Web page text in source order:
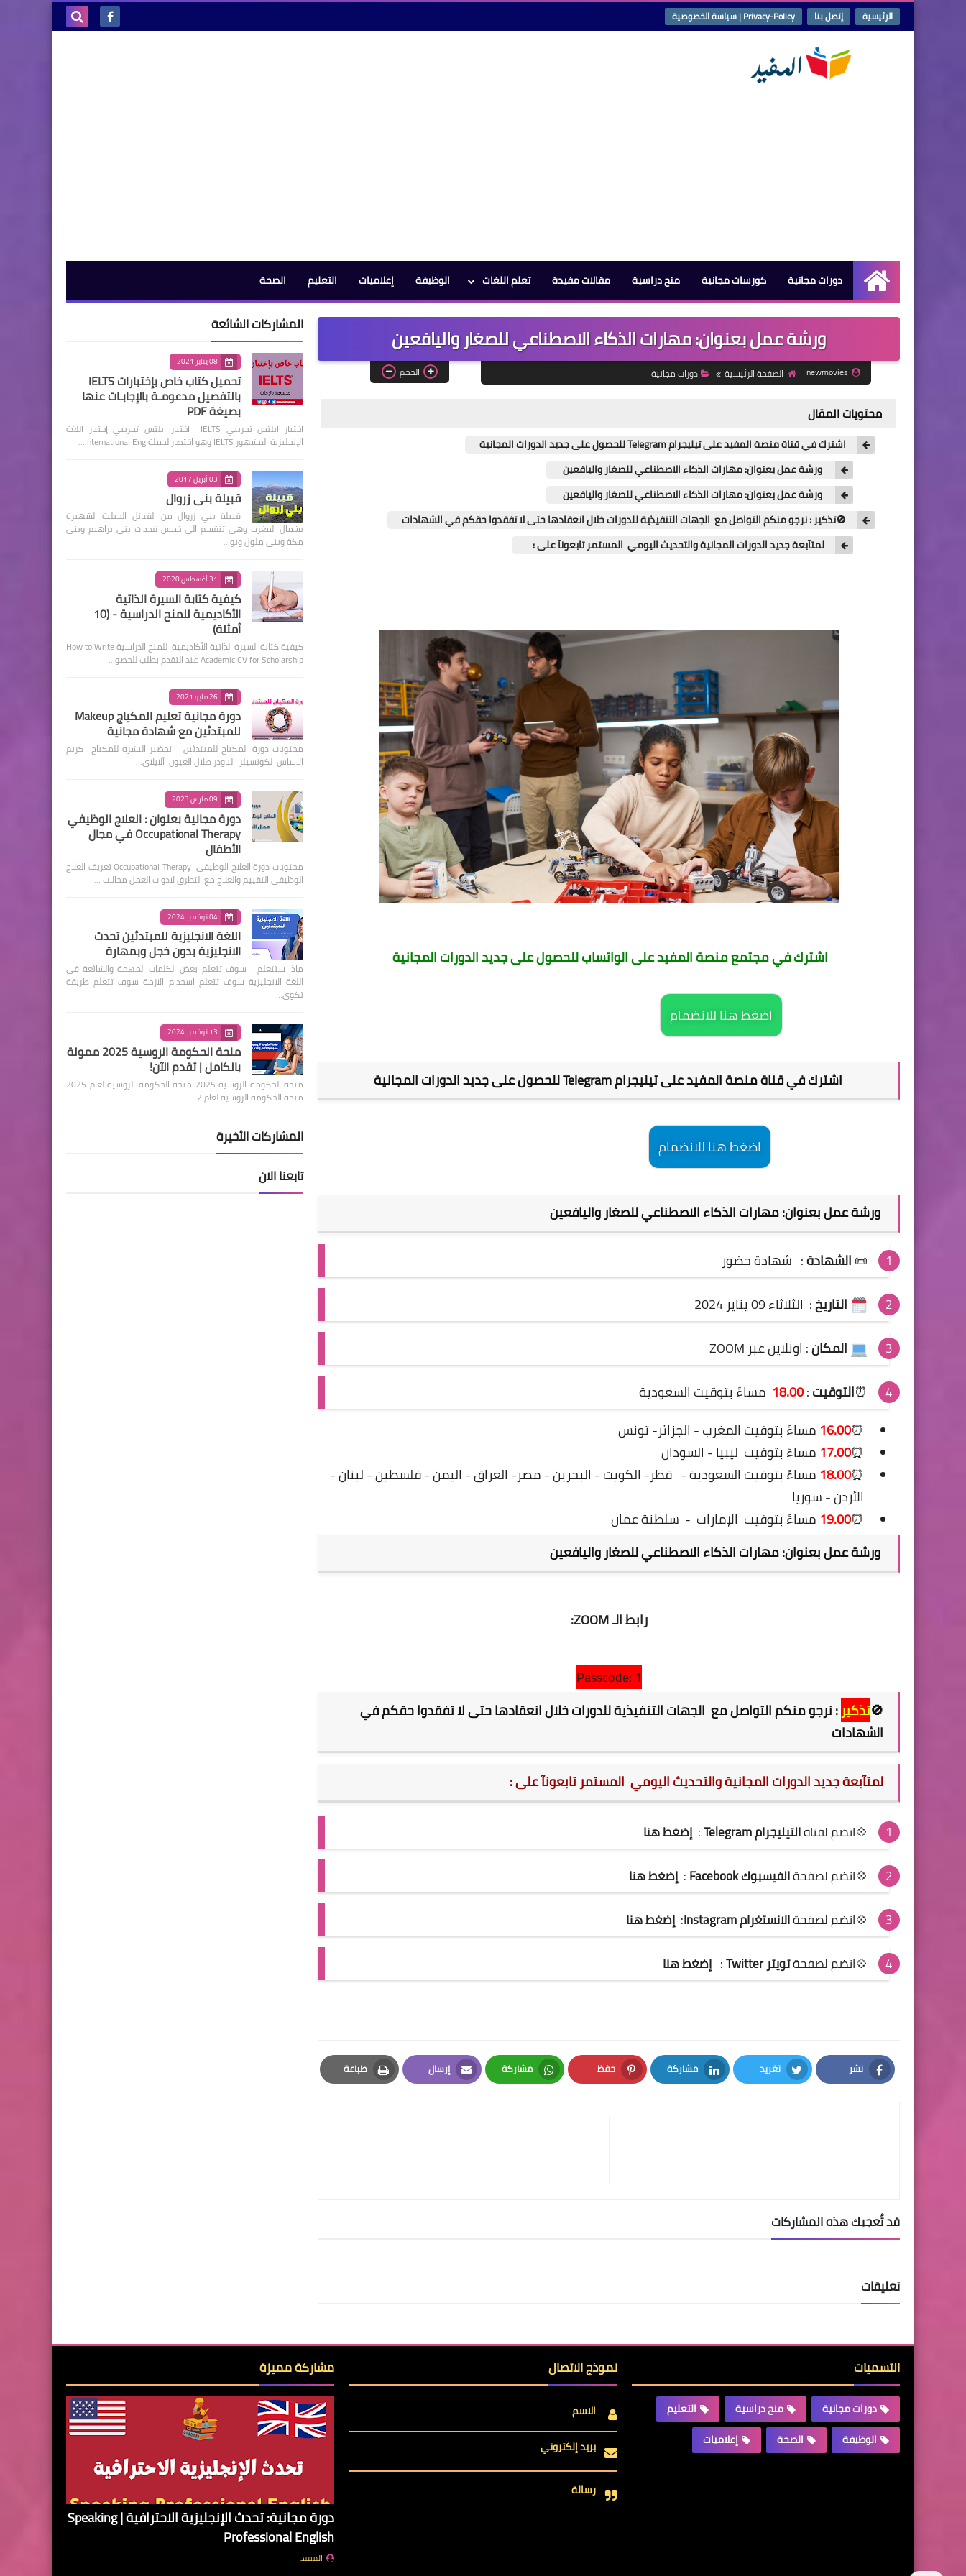
الرئيسية إتصل بنا Privacy-Policy | سياسة الخصوصية
الرئيسية
دورات مجانية كورسات مجانية منح دراسية مقالات مفيدة تعلم اللغات الوظيفة إعلاميات التعليم الصحة
ورشة عمل بعنوان: مهارات الذكاء الاصطناعي للصغار واليافعين
newmovies الصفحة الرئيسية دورات مجانية الحجم
محتويات المقال
اشترك في قناة منصة المفيد على تيليجرام Telegram للحصول على جديد الدورات المجانية
ورشة عمل بعنوان: مهارات الذكاء الاصطناعي للصغار واليافعين
ورشة عمل بعنوان: مهارات الذكاء الاصطناعي للصغار واليافعين
🚫تذكير : نرجو منكم التواصل مع الجهات التنفيذية للدورات خلال انعقادها حتى لا تفقدوا حقكم في الشهادات
لمتآبعة جديد الدورات المجانية والتحديث اليومي المستمر تابعونآ على :
اشترك في مجتمع منصة المفيد على الواتساب للحصول على جديد الدورات المجانية
اضغط هنا للانضمام
اشترك في قناة منصة المفيد على تيليجرام Telegram للحصول على جديد الدورات المجانية
اضغط هنا للانضمام
ورشة عمل بعنوان: مهارات الذكاء الاصطناعي للصغار واليافعين
📜الشهادة: شهادة حضور
التاريخ: الثلاثاء 09 يناير 2024
المكان: اونلاين عبر ZOOM
⏰التوقيت:
18.00 مساءً بتوقيت السعودية
⏰
16.00 مساءً بتوقيت المغرب - الجزائر- تونس
⏰
17.00 مساءً بتوقيت ليبيا - السودان
⏰
18.00 مساءً بتوقيت السعودية - قطر- الكويت - البحرين - مصر- العراق - اليمن - فلسطين - لبنان -
الأردن - سوريا
⏰
19.00 مساءً بتوقيت الإمارات - سلطنة عمان
ورشة عمل بعنوان: مهارات الذكاء الاصطناعي للصغار واليافعين
رابط الـ ZOOM:
Passcode: 1
🚫تذكير : نرجو منكم التواصل مع الجهات التنفيذية للدورات خلال انعقادها حتى لا تفقدوا حقكم في
الشهادات
لمتآبعة جديد الدورات المجانية والتحديث اليومي المستمر تابعونآ على :
💠انضم لقناةالتيليجرام Telegram : إضغط هنا
💠انضم لصفحةالفيسبوك Facebook : إضغط هنا
💠انضم لصفحةالانستغرام Instagram : إضغط هنا
💠انضم لصفحةتويتر Twitter : إضغط هنا
نشر
Facebook
تغريد
Twitter
مشاركة
LinkedIn
حفظ
Pinterest
مشاركة
Whatsapp
إرسال
Email
طباعة
Print
قد تُعجبك هذه المشاركات
تعليقات
المشاركات الشائعة
08 يناير 2021
تحميل كتاب خاص بإختبارات IELTS
بالتفصيل مدعومـة بالإجابـات عنها
بصيغة PDF
اختبار ايلتس تجريبي IELTS اختبار ايلتس تجريبي إختبار اللغة
الإنجليزية المشهور IELTS وهو اختصار لجملة International Eng…
03 أبريل 2017
قبيلة بني زروال
قبيلة بني زروال من القبائل الجبلية الشهيرة
بشمال المغرب وهي تنقسم الى خمس فخدات بني براهيم وبني
مكة وبني ملول وبو…
31 أغسطس 2020
كيفية كتابة السيرة الذاتية
الأكاديمية للمنح الدراسية - (10
أمثلة)
كيفية كتابة السيرة الذاتية الأكاديمية للمنح الدراسية How to Write
Academic CV for Scholarship عند التقدم بطلب للحصو…
26 مايو 2021
دورة مجانية تعليم المكياج Makeup
للمبتدئين مع شهادة مجانية
محتويات دورة المكياج للمبتدئين تحضير البشره للمكياج كريم
الاساس لكونسيلر الباودر ظلال العيون ألايلاي…
09 مارس 2023
دورة مجانية بعنوان : العلاج الوظيفي
Occupational Therapy في مجال
الأطفال
محتويات دورة العلاج الوظيفي Occupational Therapy تعريف العلاج
الوظيفي التقييم والعلاج مع التطرق لادوات العمل مجالات …
04 نوفمبر 2024
اللغة الانجليزية للمبتدئين تحدث
الانجليزية بدون خجل وبمهارة
ماذا ستتعلم سوف تتعلم بعض الكلمات المهمة والشائعة في
اللغة الانجليزية سوف تتعلم اسخدام الازمة سوف تتعلم طريقة
تكوي…
13 نوفمبر 2024
منحة الحكومة الروسية 2025 ممولة
بالكامل | تقدم الآن!
منحة الحكومة الروسية 2025 منحة الحكومة الروسية لعام 2025
منحة الحكومة الروسية لعام 2…
المشاركات الأخيرة
تابعنا الان
التسميات
دورات مجانية منح دراسية
التعليم
الوظيفة
الصحة إعلاميات
نموذج الاتصال
الاسم
بريد إلكتروني
رسالة
مشاركة مميزة
دورة مجانية: تحدث الإنجليزية الاحترافية | Speaking
Professional English
المفيد